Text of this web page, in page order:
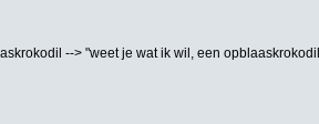
--> "weet je wat ik wil, een